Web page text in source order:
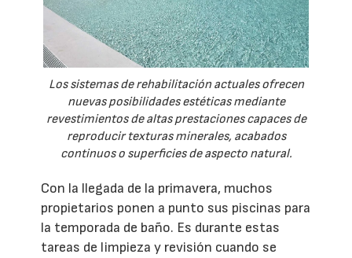
Los sistemas de rehabilitación actuales ofrecen
nuevas posibilidades estéticas mediante
revestimientos de altas prestaciones capaces de
reproducir texturas minerales, acabados
continuos o superficies de aspecto natural.
Con la llegada de la primavera, muchos
propietarios ponen a punto sus piscinas para
la temporada de baño. Es durante estas
tareas de limpieza y revisión cuando se